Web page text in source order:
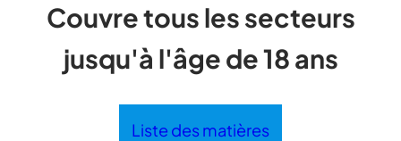
Couvre tous les secteurs
jusqu'à l'âge de 18 ans
Liste des matières